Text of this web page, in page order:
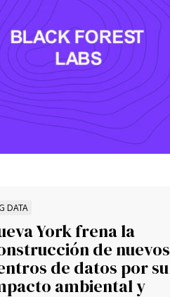
DATA
York frena la
de nuevos
de datos por su
ambiental y